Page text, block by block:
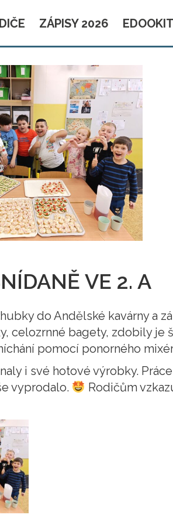
ZÁPISY 2026 EDOOKIT
VE 2. A
do Andělské kavárny a
celozrnné bagety, zdobily je
pomocí ponorného
i své hotové výrobky.
vyprodalo.
Rodičům